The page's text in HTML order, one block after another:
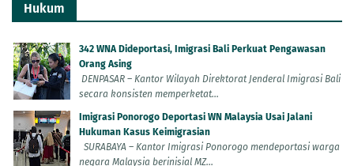
Hukum
342 WNA Dideportasi, Imigrasi Bali Perkuat Pengawasan
Orang Asing
DENPASAR – Kantor Wilayah Direktorat Jenderal Imigrasi Bali
secara konsisten memperketat...
Imigrasi Ponorogo Deportasi WN Malaysia Usai Jalani
Hukuman Kasus Keimigrasian
SURABAYA – Kantor Imigrasi Ponorogo mendeportasi warga
negara Malaysia berinisial MZ...